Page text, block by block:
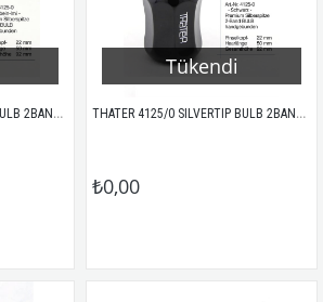
THATER 4125/0 SILVERTIP BULB 2BAND PORSUK KILI TIRAŞ FIRÇASI IVORY
Tükendi
THATER 4125/0 SILVERTIP BULB 2BAND PORSUK KILI TIRAŞ FIRÇASI SİYAH
₺0,00